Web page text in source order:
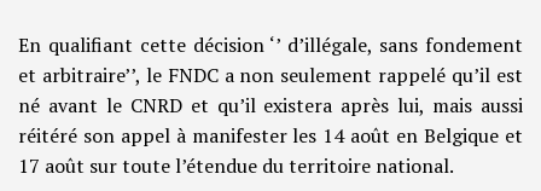
En qualifiant cette décision ‘’ d’illégale, sans fondement
et arbitraire’’, le FNDC a non seulement rappelé qu’il est
né avant le CNRD et qu’il existera après lui, mais aussi
réitéré son appel à manifester les 14 août en Belgique et
17 août sur toute l’étendue du territoire national.